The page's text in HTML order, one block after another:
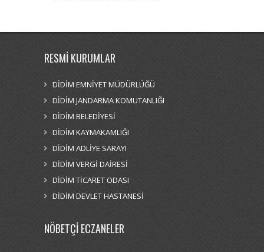
RESMİ KURUMLAR
DİDİM EMNİYET MÜDÜRLÜĞÜ
DİDİM JANDARMA KOMUTANLIĞI
DİDİM BELEDİYESİ
DİDİM KAYMAKAMLIĞI
DİDİM ADLİYE SARAYI
DİDİM VERGİ DAİRESİ
DİDİM TİCARET ODASI
DİDİM DEVLET HASTANESİ
NÖBETÇİ ECZANELER